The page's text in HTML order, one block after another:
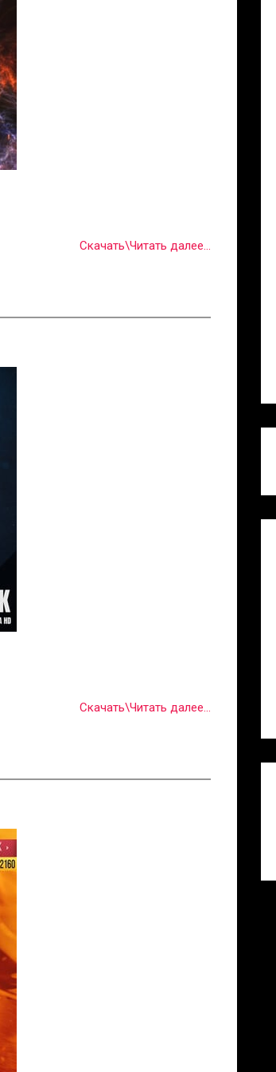
Скачать\Читать далее...
Скачать\Читать далее...